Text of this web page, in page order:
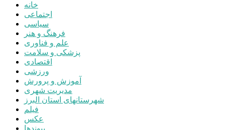
خانه
اجتماعی
سیاسی
فرهنگ و هنر
علم و فناوری
پزشکی و سلامت
اقتصادی
ورزشی
آموزش و پرورش
مدیریت شهری
شهرستانهای استان البرز
فیلم
عکس